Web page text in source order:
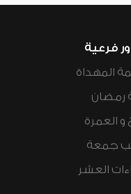
فرعية
المهداة
رمضان
و العمرة
جمعة
العشر